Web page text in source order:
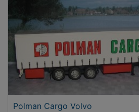
Polman Cargo Volvo